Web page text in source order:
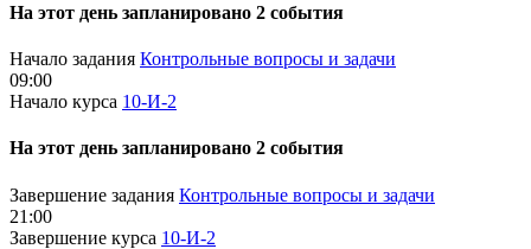
На этот день запланировано 2 события
Начало задания Контрольные вопросы и задачи
09:00
Начало курса 10-И-2
На этот день запланировано 2 события
Завершение задания Контрольные вопросы и задачи
21:00
Завершение курса 10-И-2